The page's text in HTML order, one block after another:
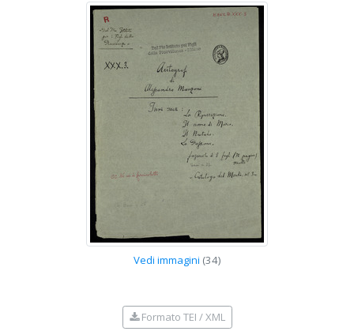
Vedi immagini (34)
Formato TEI / XML